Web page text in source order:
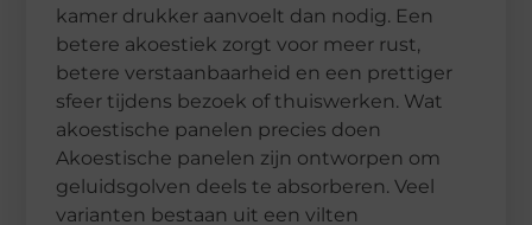
kamer drukker aanvoelt dan nodig. Een
betere akoestiek zorgt voor meer rust,
betere verstaanbaarheid en een prettiger
sfeer tijdens bezoek of thuiswerken. Wat
akoestische panelen precies doen
Akoestische panelen zijn ontworpen om
geluidsgolven deels te absorberen. Veel
varianten bestaan uit een vilten